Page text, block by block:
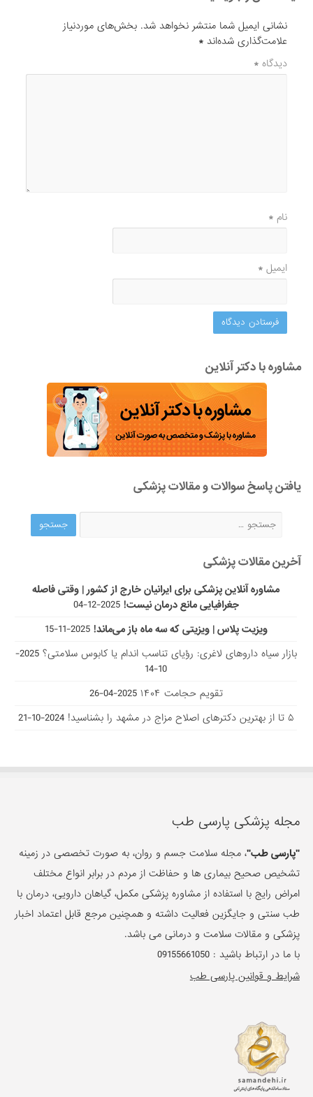
نشانی ایمیل شما منتشر نخواهد شد. بخش‌های موردنیاز
علامت‌گذاری شده‌اند*
دیدگاه*
نام*
ایمیل*
مشاوره با دکتر آنلاین
یافتن پاسخ سوالات و مقالات پزشکی
آخرین مقالات پزشکی
مشاوره آنلاین پزشکی برای ایرانیان خارج از کشور | وقتی فاصله
جغرافیایی مانع درمان نیست! 2025-12-04
ویزیت پلاس | ویزیتی که سه ماه باز می‌ماند! 2025-11-15
بازار سیاه داروهای لاغری: رؤیای تناسب اندام یا کابوس سلامتی؟
2025-
10-14
تقویم حجامت ۱۴۰۴
2025-04-26
۵ تا از بهترین دکتر‌های اصلاح مزاج در مشهد را بشناسید!
2024-10-21
مجله پزشکی پارسی طب
"پارسی طب"، مجله سلامت جسم و روان، به صورت تخصصی در زمینه
تشخیص صحیح بیماری ها و حفاظت از مردم در برابر انواع مختلف
امراض رایج با استفاده از مشاوره پزشکی مکمل، گیاهان دارویی، درمان با
طب سنتی و جایگزین فعالیت داشته و همچنین مرجع قابل اعتماد اخبار
پزشکی و مقالات سلامت و درمانی می باشد.
با ما در ارتباط باشید :09155661050
شرایط و قوانین پارسی طب